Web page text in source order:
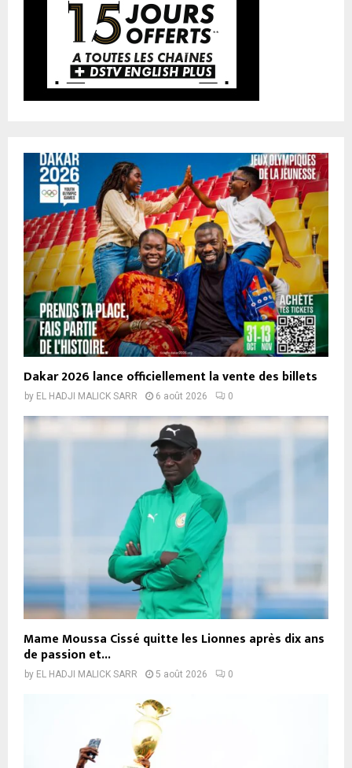
Dakar 2026 lance officiellement la vente des billets
by EL HADJI MALICK SARR 6 août 2026 0
Mame Moussa Cissé quitte les Lionnes après dix ans
de passion et...
by EL HADJI MALICK SARR 5 août 2026 0